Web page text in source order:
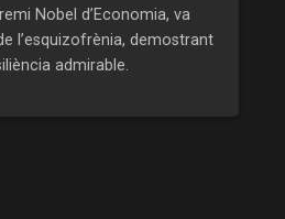
Nobel d’Economia, va
l’esquizofrènia, demostrant
admirable.